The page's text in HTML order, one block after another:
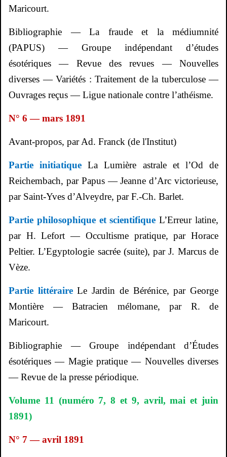
Maricourt.
Bibliographie — La fraude et la médiumnité
(PAPUS) — Groupe indépendant d’études
ésotériques — Revue des revues — Nouvelles
diverses — Variétés : Traitement de la tuberculose —
Ouvrages reçus — Ligue nationale contre l’athéisme.
N° 6 — mars 1891
Avant-propos, par Ad. Franck (de l'Institut)
Partie initiatique La Lumière astrale et l’Odde
Reichembach, par Papus — Jeanne d’Arc victorieuse,
par Saint-Yves d’Alveydre, par F.-Ch. Barlet.
Partie philosophique et scientifique L’Erreur latine,
par H. Lefort — Occultisme pratique, par Horace
Peltier. L’Egyptologie sacrée (suite), par J. Marcus de
Vèze.
Partie littéraire Le Jardin de Bérénice, par George
Montière — Batracien mélomane, par R. de
Maricourt.
Bibliographie — Groupe indépendant d’Études
ésotériques — Magie pratique — Nouvelles diverses
— Revue de la presse périodique.
Volume 11 (numéro 7, 8 et 9, avril, mai et juin
1891)
N° 7 — avril 1891